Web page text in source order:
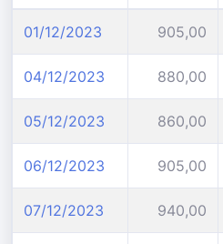
01/12/2023 905,00
04/12/2023 880,00
05/12/2023 860,00
06/12/2023 905,00
07/12/2023 940,00